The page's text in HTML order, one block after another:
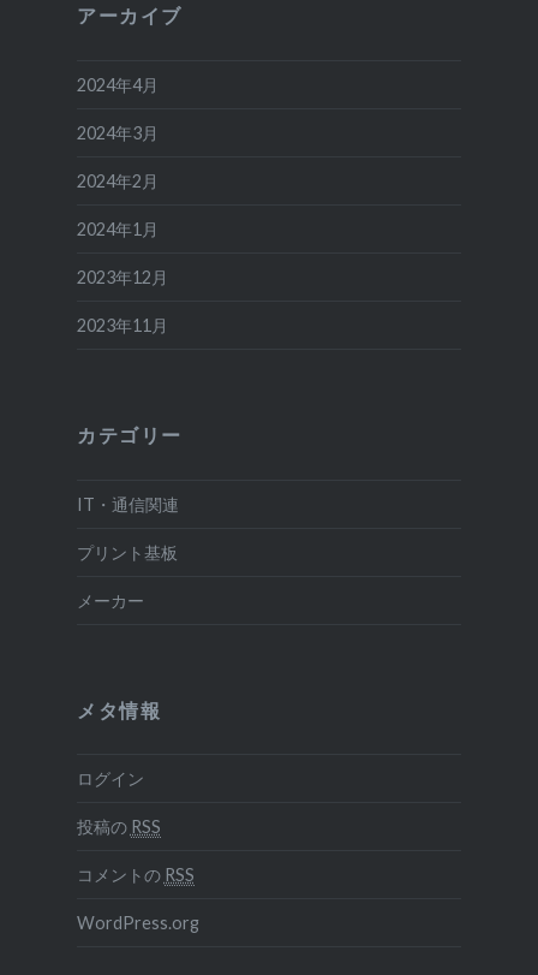
アーカイブ
2024年4月
2024年3月
2024年2月
2024年1月
2023年12月
2023年11月
カテゴリー
IT・通信関連
プリント基板
メーカー
メタ情報
ログイン
投稿の RSS
コメントの RSS
WordPress.org